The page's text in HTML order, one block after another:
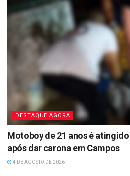
DESTAQUE AGORA
Motoboy de 21 anos é
após dar carona em Campos
4 DE AGOSTO DE 2026